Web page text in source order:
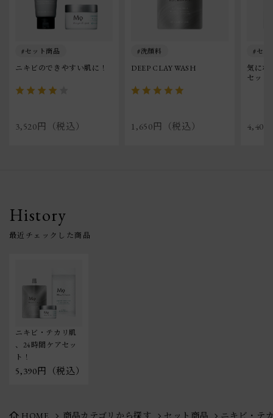
セット商品
ニキビのできやすい肌に！
3,520円（税込）
洗顔料
DEEP CLAY WASH
1,650円（税込）
セッ
気にな
セット
4,400
History
ニキビ・テカリ肌
、24時間ケアセッ
ト！
5,390円（税込）